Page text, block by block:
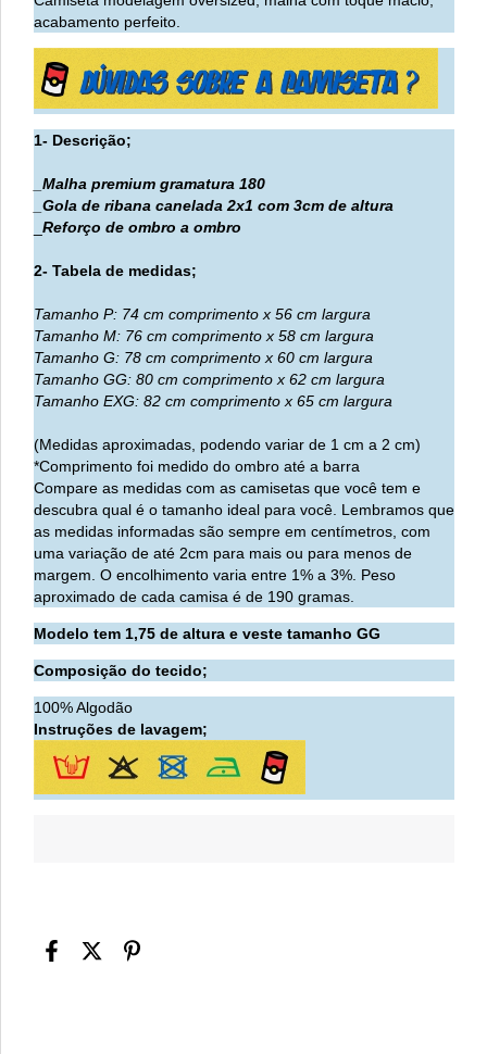
acabamento perfeito.
1- Descrição;
_Malha premium gramatura 180
_Gola de ribana canelada 2x1 com 3cm de altura
Reforço de ombro a ombro
2- Tabela de medidas;
Tamanho P: 74 cm comprimento x 56 cm largura
Tamanho M: 76 cm comprimento x 58 cm largura
Tamanho G: 78 cm comprimento x 60 cm largura
Tamanho GG: 80 cm comprimento x 62 cm largura
Tamanho EXG: 82 cm comprimento x 65 cm largura
(Medidas aproximadas, podendo variar de 1 cm a 2 cm)
*Comprimento foi medido do ombro até a barra
Compare as medidas com as camisetas que você tem e
descubra qual é o tamanho ideal para você. Lembramos que
as medidas informadas são sempre em centímetros, com
uma variação de até 2cm para mais ou para menos de
margem. O encolhimento varia entre 1% a 3%. Peso
aproximado de cada camisa é de 190 gramas.
Modelo tem 1,75 de altura e veste tamanho GG
Composição do tecido;
100% Algodão
Instruções de lavagem;